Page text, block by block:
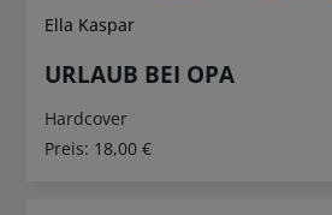
Ella Kaspar
URLAUB BEI OPA
Hardcover
Preis: 18,00 €